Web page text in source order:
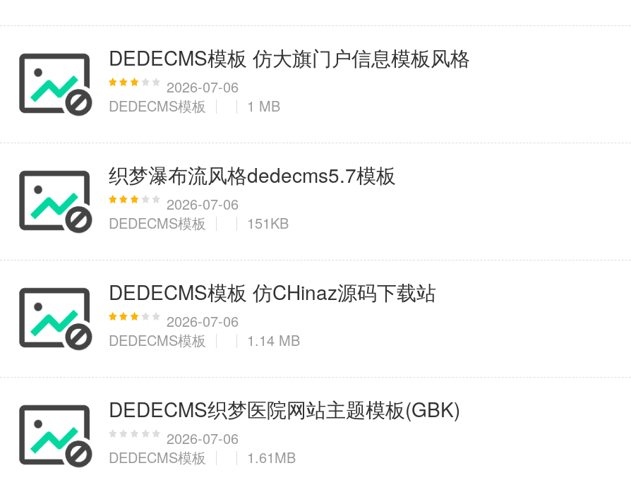
DEDECMS模板 仿大旗门户信息模板风格
2026-07-06
DEDECMS模板
1 MB
织梦瀑布流风格dedecms5.7模板
2026-07-06
DEDECMS模板
151KB
DEDECMS模板 仿CHinaz源码下载站
2026-07-06
DEDECMS模板
1.14 MB
DEDECMS织梦医院网站主题模板(GBK)
2026-07-06
DEDECMS模板
1.61MB